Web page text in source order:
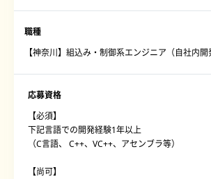
職種
【神奈川】組込み・制御系エンジニア（自社内開
応募資格
【必須】
下記言語での開発経験1年以上
（C言語、 C++、VC++、アセンブラ等）
【尚可】